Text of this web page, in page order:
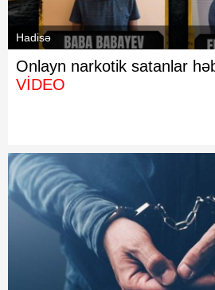
Hadisə
Onlayn narkotik satanlar
VİDEO